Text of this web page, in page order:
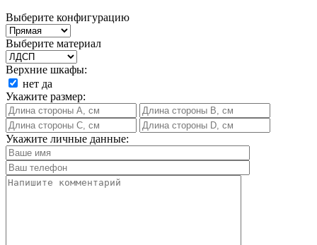
Выберите конфигурацию
Выберите материал
Верхние шкафы:
нет да
Укажите размер:
Укажите личные данные: